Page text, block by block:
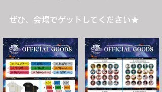
ぜひ、会場でゲットしてください★